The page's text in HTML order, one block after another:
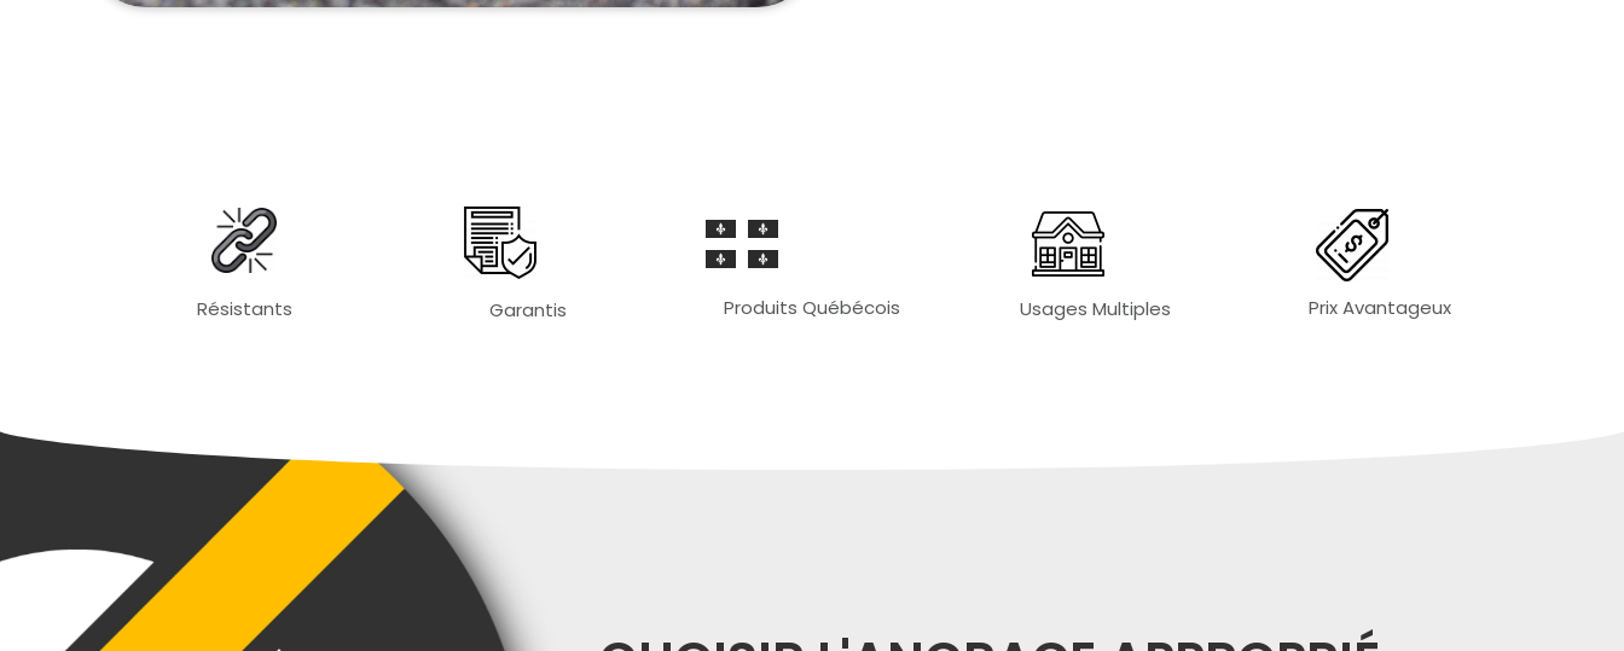
Résistants Garantis Produits Québécois Usages Multiples Prix Avantageux